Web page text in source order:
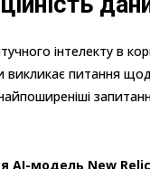
інтелекту в
викликає питання
AI-модель New